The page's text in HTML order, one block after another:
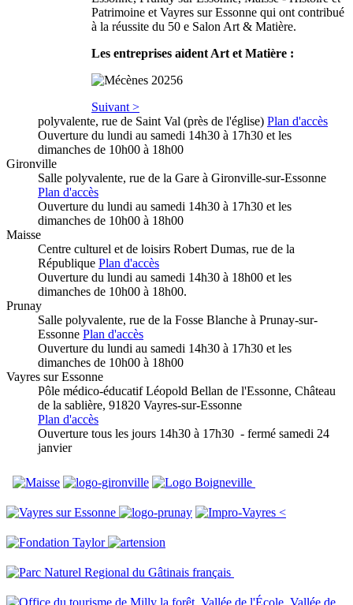
Patrimoine et Vayres sur Essonne qui ont contribué
à la réussite du 50 e Salon Art & Matière.
Les entreprises aident Art et Matière :
Suivant >
polyvalente, rue de Saint Val (près de l'église) Plan d'accès
Ouverture du lundi au samedi 14h30 à 17h30 et les
dimanches de 10h00 à 18h00
Gironville
Salle polyvalente, rue de la Gare à Gironville-sur-Essonne
Plan d'accès
Ouverture du lundi au samedi 14h30 à 17h30 et les
dimanches de 10h00 à 18h00
Maisse
Centre culturel et de loisirs Robert Dumas, rue de la
République Plan d'accès
Ouverture du lundi au samedi 14h30 à 18h00 et les
dimanches de 10h00 à 18h00.
Prunay
Salle polyvalente, rue de la Fosse Blanche à Prunay-sur-
Essonne Plan d'accès
Ouverture du lundi au samedi 14h30 à 17h30 et les
dimanches de 10h00 à 18h00
Vayres sur Essonne
Pôle médico-éducatif Léopold Bellan de l'Essonne, Château
de la sablière, 91820 Vayres-sur-Essonne
Plan d'accès
Ouverture tous les jours 14h30 à 17h30 - fermé samedi 24
janvier
<